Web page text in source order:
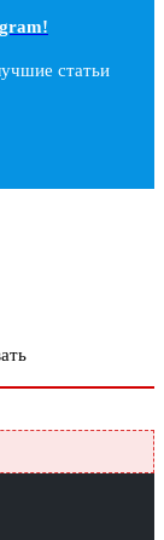
статьи